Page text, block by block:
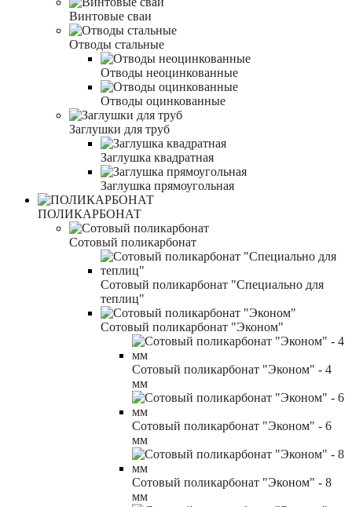
Винтовые сваи
Отводы стальные
Отводы неоцинкованные
Отводы оцинкованные
Заглушки для труб
Заглушка квадратная
Заглушка прямоугольная
ПОЛИКАРБОНАТ
Сотовый поликарбонат
Сотовый поликарбонат "Специально для
теплиц"
Сотовый поликарбонат "Эконом"
Сотовый поликарбонат "Эконом" - 4
мм
Сотовый поликарбонат "Эконом" - 6
мм
Сотовый поликарбонат "Эконом" - 8
мм